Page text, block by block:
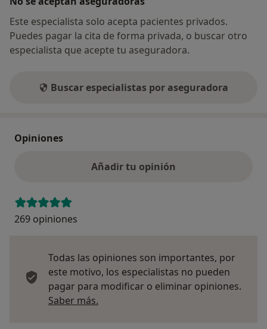
Este especialista solo acepta pacientes privados.
Puedes pagar la cita de forma privada, o buscar otro
especialista que acepte tu aseguradora.
Buscar especialistas por aseguradora
Opiniones
Añadir tu opinión
269 opiniones
Todas las opiniones son importantes, por
este motivo, los especialistas no pueden
pagar para modificar o eliminar opiniones.
Saber más.